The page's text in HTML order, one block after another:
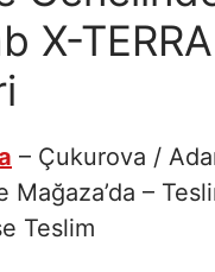
X-
– Çukurova /
Mağaza’da –
Teslim